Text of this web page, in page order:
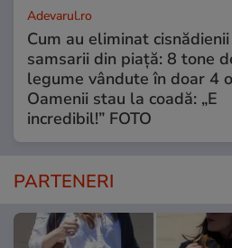
Adevarul.ro
Cum au eliminat cisnădienii
samsarii din piață: 8 tone
legume vândute în doar 4
Oamenii stau la coadă: „E
incredibil!” FOTO
PARTENERI